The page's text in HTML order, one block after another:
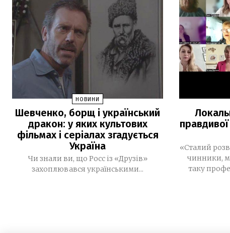
НОВИНИ
Шевченко, борщ і український
дракон: у яких культових
фільмах і серіалах згадується
Україна
Чи знали ви, що Росс із «Друзів»
захоплювався українськими...
«Сталий
чинники,
таку